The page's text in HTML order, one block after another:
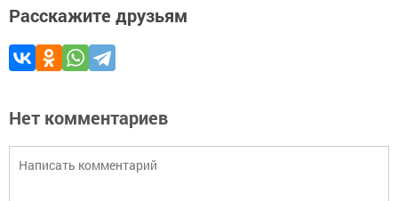
Расскажите друзьям
Нет комментариев